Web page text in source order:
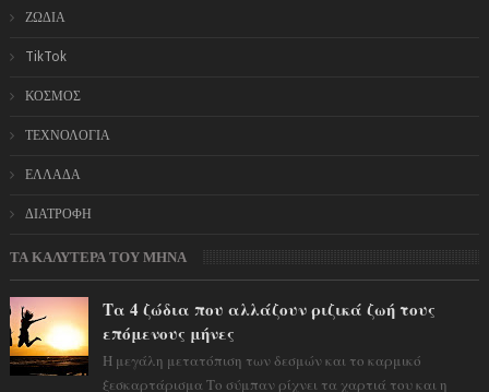
ΖΩΔΙΑ
TikTok
ΚΟΣΜΟΣ
ΤΕΧΝΟΛΟΓΙΑ
ΕΛΛΑΔΑ
ΔΙΑΤΡΟΦΗ
ΤΑ ΚΑΛΥΤΕΡΑ ΤΟΥ ΜΗΝΑ
Τα 4 ζώδια που αλλάζουν ριζικά ζωή τους
επόμενους μήνες
Η μεγάλη μετατόπιση των δεσμών και το καρμικό
ξεσκαρτάρισμα Το σύμπαν ρίχνει τα χαρτιά του και η